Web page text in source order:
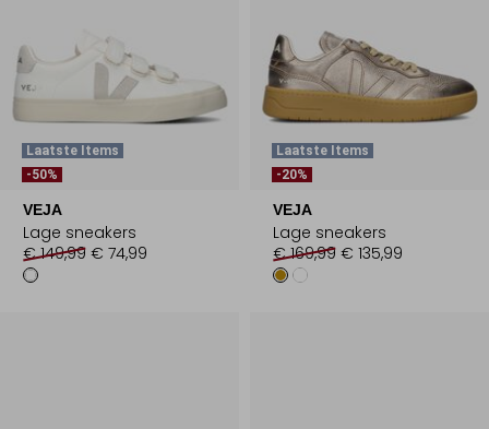
Laatste Items
-50%
VEJA
Lage sneakers
€ 149,99 € 74,99
Laatste Items
-20%
VEJA
Lage sneakers
€ 169,99 € 135,99